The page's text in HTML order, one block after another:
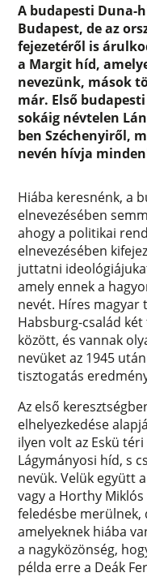
A budapesti Duna-
Budapest, de az
fejezetéről is
a Margit híd,
nevezünk, mások
már. Első
sokáig névtelen
ben Széchenyiről,
nevén hívja
Hiába keresnénk, a
elnevezésében
ahogy a politikai
elnevezésében
juttatni
amely ennek a
nevét. Híres magyar
Habsburg-család
között, és vannak
nevüket az 1945
tisztogatás
Az első
elhelyezkedése
ilyen volt az Eskü
Lágymányosi híd, s
nevük. Velük együtt
vagy a Horthy
feledésbe merülnek,
amelyeknek hiába
a nagyközönség,
példa erre a Deák